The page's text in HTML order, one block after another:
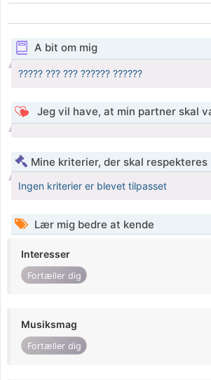
A bit om mig
????? ??? ??? ?????? ??????
Jeg vil have, at min partner skal
Mine kriterier, der skal respekteres
Ingen kriterier er blevet tilpasset
Lær mig bedre at kende
Interesser
Fortæller dig
Musiksmag
Fortæller dig